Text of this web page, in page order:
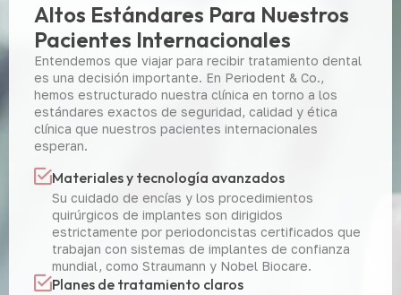
Altos Estándares Para Nuestros
Pacientes Internacionales
Entendemos que viajar para recibir tratamiento dental
es una decisión importante. En Periodent & Co.,
hemos estructurado nuestra clínica en torno a los
estándares exactos de seguridad, calidad y ética
clínica que nuestros pacientes internacionales
esperan.
Materiales y tecnología avanzados
Su cuidado de encías y los procedimientos
quirúrgicos de implantes son dirigidos
estrictamente por periodoncistas certificados que
trabajan con sistemas de implantes de confianza
mundial, como Straumann y Nobel Biocare.
Planes de tratamiento claros